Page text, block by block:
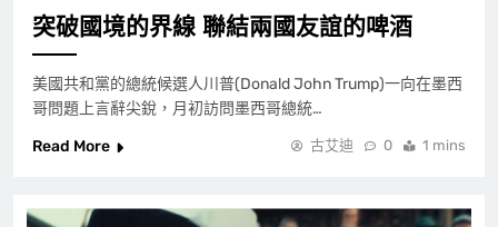
突破國境的界線 聯結兩國友誼的啤酒
美國共和黨的總統候選人川普(Donald John Trump)一向在墨西
哥問題上言辭尖銳，月初訪問墨西哥總統…
Read More
古艾迪 0 1 mins